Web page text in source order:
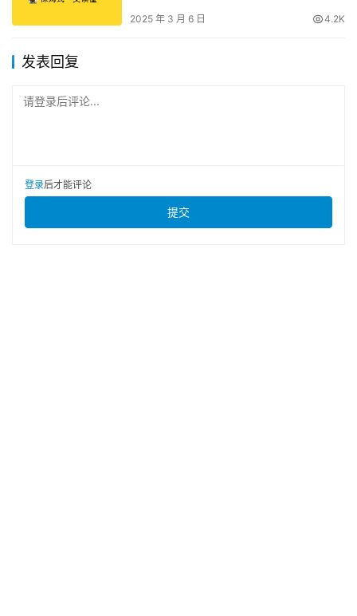
2025 年 3 月 6 日 4.2K
发表回复
请登录后评论...
登录后才能评论
提交